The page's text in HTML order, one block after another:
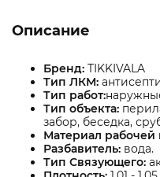
Описание
Бренд: TIKKIVALA
Тип ЛКМ:
Тип работ:
Тип объекта:
забор, беседка,
Материал рабочей
Разбавитель: вода.
Тип Связующего: